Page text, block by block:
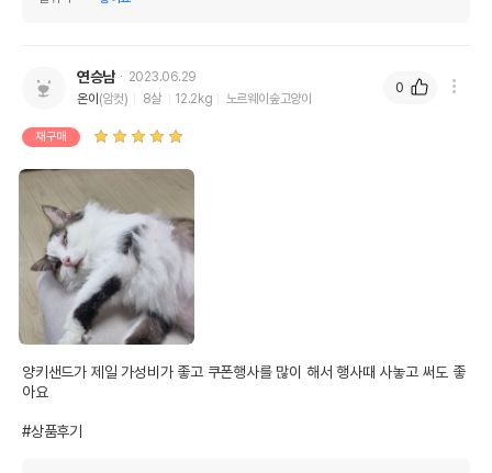
연승남
2023.06.29
온이 (암컷) 8살 12.2kg 노르웨이숲고양이
재구매
양키샌드가 제일 가성비가 좋고 쿠폰행사를 많이 해서 행사때 사놓고 써도 좋
아요
#상품후기
0